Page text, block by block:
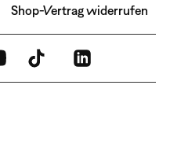
Shop-Vertrag widerrufen